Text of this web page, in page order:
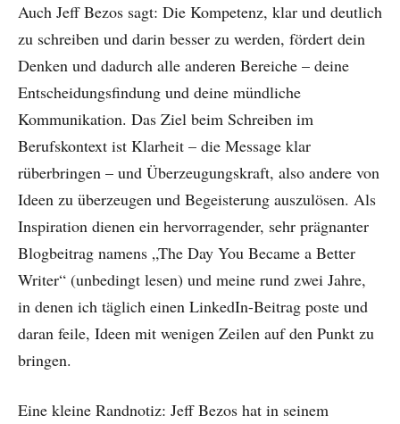
Auch Jeff Bezos sagt: Die Kompetenz, klar und deutlich
zu schreiben und darin besser zu werden, fördert dein
Denken und dadurch alle anderen Bereiche – deine
Entscheidungsfindung und deine mündliche
Kommunikation. Das Ziel beim Schreiben im
Berufskontext ist Klarheit – die Message klar
rüberbringen – und Überzeugungskraft, also andere von
Ideen zu überzeugen und Begeisterung auszulösen. Als
Inspiration dienen ein hervorragender, sehr prägnanter
Blogbeitrag namens „The Day You Became a Better
Writer“ (unbedingt lesen) und meine rund zwei Jahre,
in denen ich täglich einen LinkedIn-Beitrag poste und
daran feile, Ideen mit wenigen Zeilen auf den Punkt zu
bringen.
Eine kleine Randnotiz: Jeff Bezos hat in seinem